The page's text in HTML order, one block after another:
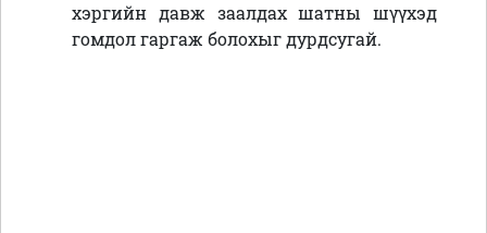
хэргийн давж заалдах шатны шүүхэд
гомдол гаргаж болохыг дурдсугай.